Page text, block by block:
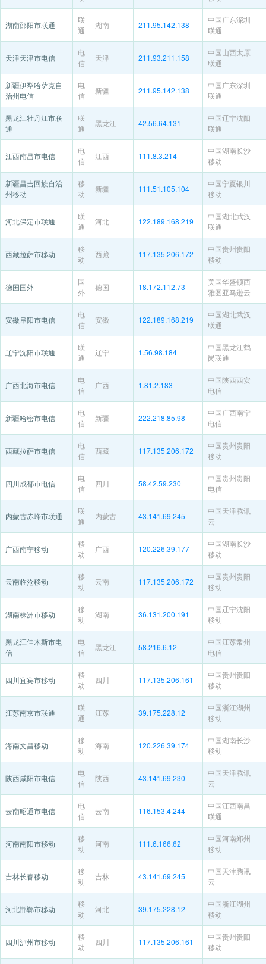
湖南邵阳市联通
联
通
湖南 211.95.142.138
中国广东深圳
联通
天津天津市电信
电
信
天津 211.93.211.158
中国山西太原
联通
新疆伊犁哈萨克自
治州电信
电
信
新疆 211.95.142.138
中国广东深圳
联通
黑龙江牡丹江市联
通
联
通
黑龙江 42.56.64.131
中国辽宁沈阳
联通
江西南昌市电信
电
信
江西 111.8.3.214
中国湖南长沙
移动
新疆昌吉回族自治
州移动
移
动
新疆 111.51.105.104
中国宁夏银川
移动
河北保定市联通
联
通
河北 122.189.168.219
中国湖北武汉
联通
西藏拉萨市移动
移
动
西藏 117.135.206.172
中国贵州贵阳
移动
德国国外
国
外
德国 18.172.112.73
美国华盛顿西
雅图亚马逊云
安徽阜阳市电信
电
信
安徽 122.189.168.219
中国湖北武汉
联通
辽宁沈阳市联通
联
通
辽宁 1.56.98.184
中国黑龙江鹤
岗联通
广西北海市电信
电
信
广西 1.81.2.183
中国陕西西安
电信
新疆哈密市电信
电
信
新疆 222.218.85.98
中国广西南宁
电信
西藏拉萨市电信
电
信
西藏 117.135.206.172
中国贵州贵阳
移动
四川成都市电信
电
信
四川 58.42.59.230
中国贵州贵阳
电信
内蒙古赤峰市联通
联
通
内蒙古 43.141.69.245
中国天津腾讯
云
广西南宁移动
移
动
广西 120.226.39.177
中国湖南长沙
移动
云南临沧移动
移
动
云南 117.135.206.172
中国贵州贵阳
移动
湖南株洲市移动
移
动
湖南 36.131.200.191
中国辽宁沈阳
移动
黑龙江佳木斯市电
信
电
信
黑龙江 58.216.6.12
中国江苏常州
电信
四川宜宾市移动
移
动
四川 117.135.206.161
中国贵州贵阳
移动
江苏南京市联通
联
通
江苏 39.175.228.12
中国浙江湖州
移动
海南文昌移动
移
动
海南 120.226.39.174
中国湖南长沙
移动
陕西咸阳市电信
电
信
陕西 43.141.69.230
中国天津腾讯
云
云南昭通市电信
电
信
云南 116.153.4.244
中国江西南昌
联通
河南南阳市移动
移
动
河南 111.6.166.62
中国河南郑州
移动
吉林长春移动
移
动
吉林 43.141.69.245
中国天津腾讯
云
河北邯郸市移动
移
动
河北 39.175.228.12
中国浙江湖州
移动
四川泸州市移动
移
动
四川 117.135.206.161
中国贵州贵阳
移动